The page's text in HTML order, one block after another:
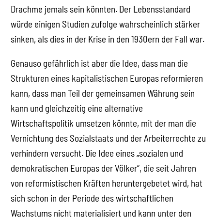
Drachme jemals sein könnten. Der Lebensstandard
würde einigen Studien zufolge wahrscheinlich stärker
sinken, als dies in der Krise in den 1930ern der Fall war.
Genauso gefährlich ist aber die Idee, dass man die
Strukturen eines kapitalistischen Europas reformieren
kann, dass man Teil der gemeinsamen Währung sein
kann und gleichzeitig eine alternative
Wirtschaftspolitik umsetzen könnte, mit der man die
Vernichtung des Sozialstaats und der Arbeiterrechte zu
verhindern versucht. Die Idee eines „sozialen und
demokratischen Europas der Völker“, die seit Jahren
von reformistischen Kräften heruntergebetet wird, hat
sich schon in der Periode des wirtschaftlichen
Wachstums nicht materialisiert und kann unter den